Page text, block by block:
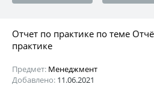
Отчет по практике по теме
практике
Предмет: Менеджмент
Добавлено: 11.06.2021